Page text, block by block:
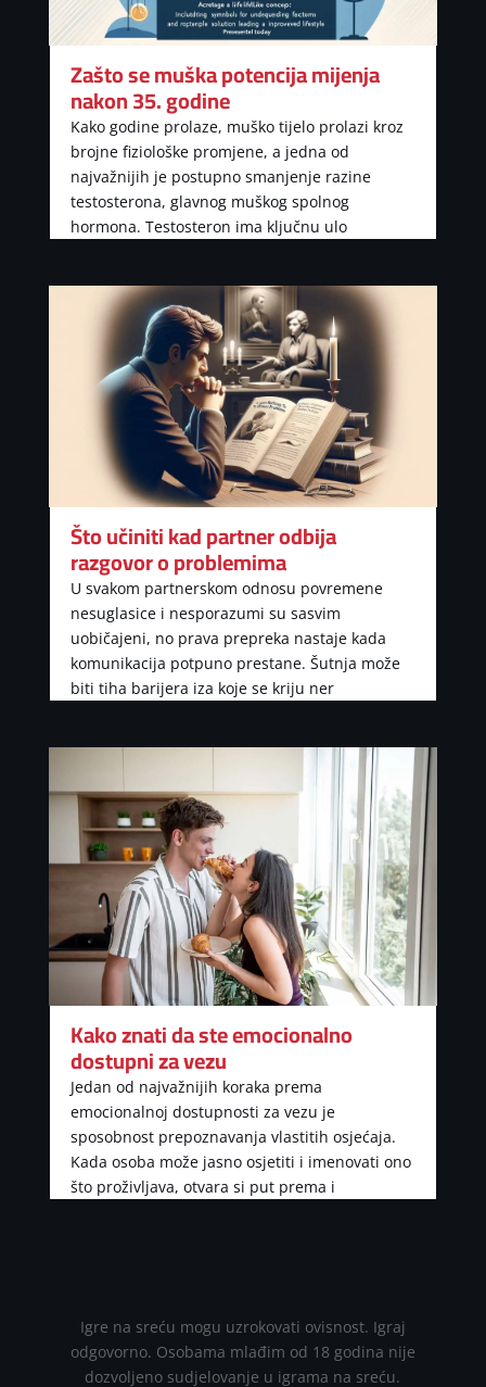
Zašto se muška potencija mijenja
nakon 35. godine
Kako godine prolaze, muško tijelo prolazi kroz
brojne fiziološke promjene, a jedna od
najvažnijih je postupno smanjenje razine
testosterona, glavnog muškog spolnog
hormona. Testosteron ima ključnu ulo
Što učiniti kad partner odbija
razgovor o problemima
U svakom partnerskom odnosu povremene
nesuglasice i nesporazumi su sasvim
uobičajeni, no prava prepreka nastaje kada
komunikacija potpuno prestane. Šutnja može
biti tiha barijera iza koje se kriju ner
Kako znati da ste emocionalno
dostupni za vezu
Jedan od najvažnijih koraka prema
emocionalnoj dostupnosti za vezu je
sposobnost prepoznavanja vlastitih osjećaja.
Kada osoba može jasno osjetiti i imenovati ono
što proživljava, otvara si put prema i
Igre na sreću mogu uzrokovati ovisnost. Igraj
odgovorno. Osobama mlađim od 18 godina nije
dozvoljeno sudjelovanje u igrama na sreću.